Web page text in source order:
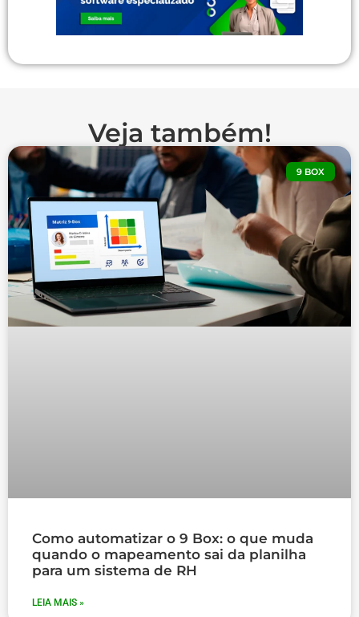
Veja também!
9 BOX
Como automatizar o 9 Box: o que muda
quando o mapeamento sai da planilha
para um sistema de RH
LEIA MAIS »